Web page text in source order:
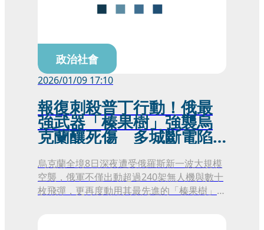
政治社會
2026/01/09 17:10
報復刺殺普丁行動！俄最
強武器「榛果樹」強襲烏
克蘭釀死傷 多城斷電陷
黑暗
烏克蘭全境8日深夜遭受俄羅斯新一波大規模
空襲，俄軍不僅出動超過240架無人機與數十
枚飛彈，更再度動用其最先進的「榛果樹」